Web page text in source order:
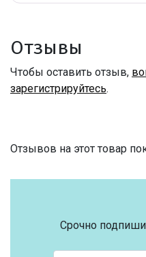
Отзывы
Чтобы оставить отзыв,
зарегистрируйтесь.
Отзывов на этот товар
Срочно